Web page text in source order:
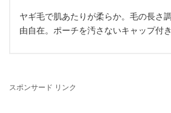
ヤギ毛で肌あたりが柔らか。毛の長さ
由自在。ポーチを汚さないキャップ付き
スポンサード リンク